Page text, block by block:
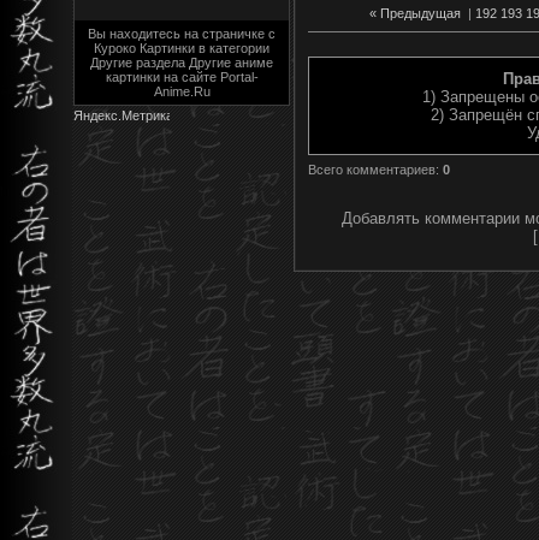
Вы находитесь на страничке с
Куроко Картинки в категории
Другие раздела Другие аниме
картинки на сайте Portal-
Anime.Ru
« Предыдущая 192 193
1) Запрещены
2) Запрещён
Всего комментариев: 0
Добавлять комментарии